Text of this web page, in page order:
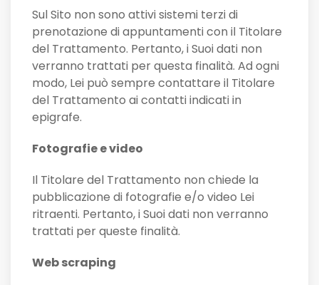
Sul Sito non sono attivi sistemi terzi di
prenotazione di appuntamenti con il Titolare
del Trattamento. Pertanto, i Suoi dati non
verranno trattati per questa finalità. Ad ogni
modo, Lei può sempre contattare il Titolare
del Trattamento ai contatti indicati in
epigrafe.
Fotografie e video
Il Titolare del Trattamento non chiede la
pubblicazione di fotografie e/o video Lei
ritraenti. Pertanto, i Suoi dati non verranno
trattati per queste finalità.
Web scraping